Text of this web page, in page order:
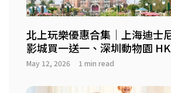
北上玩樂優惠合集｜上海迪士
影城買一送一、深圳動物園
May 12, 2026 1 min read